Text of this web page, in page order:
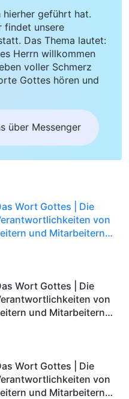
hierher geführt hat.
findet unsere
Das Thema lautet:
Herrn willkommen
voller Schmerz
Gottes hören und
über Messenger
Wort Gottes | Die
von
und Mitarbeitern
Wort Gottes | Die
von
und Mitarbeitern
Wort Gottes | Die
von
und Mitarbeitern